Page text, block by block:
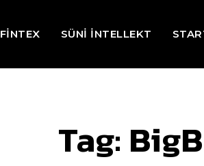
FİNTEX SÜNİ İNTELLEKT
Tag: